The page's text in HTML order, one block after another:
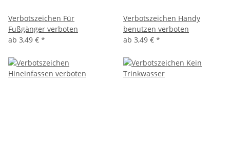
Verbotszeichen Für
Fußgänger verboten
ab 3,49 € *
Verbotszeichen Handy
benutzen verboten
ab 3,49 € *